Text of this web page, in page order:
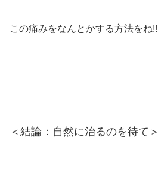
この痛みをなんとかする方法をね!!
＜結論：自然に治るのを待て＞